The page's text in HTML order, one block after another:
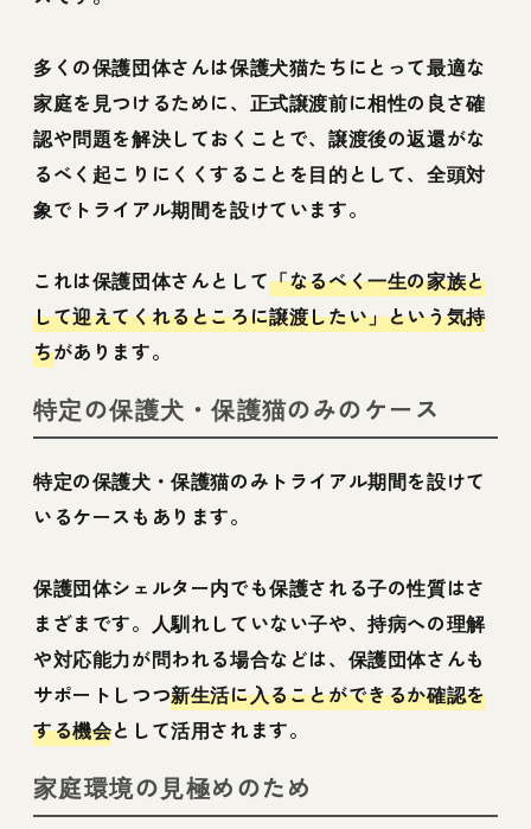
多くの保護団体さんは保護犬猫たちにとって最適な
家庭を見つけるために、正式譲渡前に相性の良さ確
認や問題を解決しておくことで、譲渡後の返還がな
るべく起こりにくくすることを目的として、全頭対
象でトライアル期間を設けています。
これは保護団体さんとして「なるべく一生の家族と
して迎えてくれるところに譲渡したい」という気持
ちがあります。
特定の保護犬・保護猫のみのケース
特定の保護犬・保護猫のみトライアル期間を設けて
いるケースもあります。
保護団体シェルター内でも保護される子の性質はさ
まざまです。人馴れしていない子や、持病への理解
や対応能力が問われる場合などは、保護団体さんも
サポートしつつ新生活に入ることができるか確認を
する機会として活用されます。
家庭環境の見極めのため